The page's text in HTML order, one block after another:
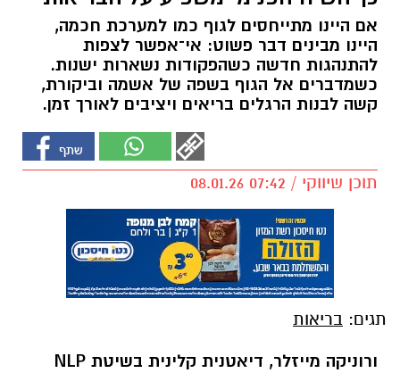
אם היינו מתייחסים לגוף כמו למערכת חכמה,
היינו מבינים דבר פשוט: אי־אפשר לצפות
להתנהגות חדשה כשהפקודות נשארות ישנות.
כשמדברים אל הגוף בשפה של אשמה וביקורת,
קשה לבנות הרגלים בריאים ויציבים לאורך זמן.
תוכן שיווקי / 07:42 08.01.26
תגים: בריאות
ורוניקה מייזלר, דיאטנית קלינית בשיטת